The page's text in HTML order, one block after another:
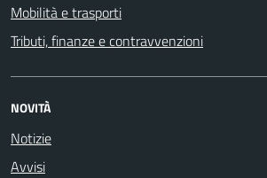
Mobilità e trasporti
Tributi, finanze e contravvenzioni
NOVITÀ
Notizie
Avvisi